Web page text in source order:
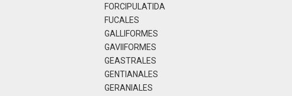
FORCIPULATIDA
FUCALES
GALLIFORMES
GAVIIFORMES
GEASTRALES
GENTIANALES
GERANIALES